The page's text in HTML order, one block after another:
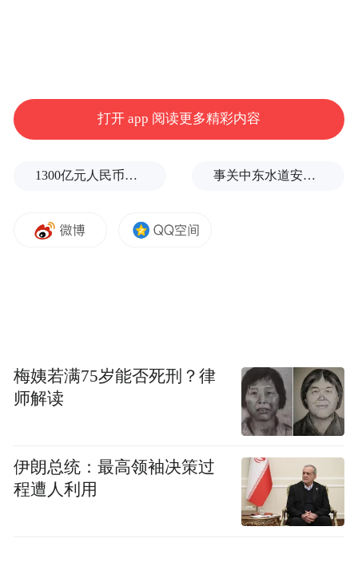
栈桥
📍青岛·第二站 海上长桥，海鸥作伴。初见青
氛围感。于是，你可以这样发朋友圈：
青岛历史城区
📍青岛·第三站 踏遍老城街巷，尽览百年风
华。
打开 app 阅读更多精彩内容
1300亿元人民币，阿根廷：同中国延长5年货币互换协议 事关中东水道安全，沙特、埃及、土耳其、巴基斯坦外长举行会晤
梅姨若满75岁能否死刑？律
师解读
伊朗总统：最高领袖决策过
程遭人利用